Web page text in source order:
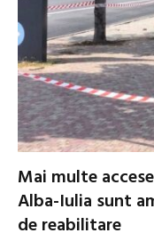
Mai multe
Alba-Iulia sunt
de reabilitare